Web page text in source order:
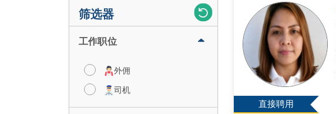
筛选器
工作职位
外佣
司机
直接聘用